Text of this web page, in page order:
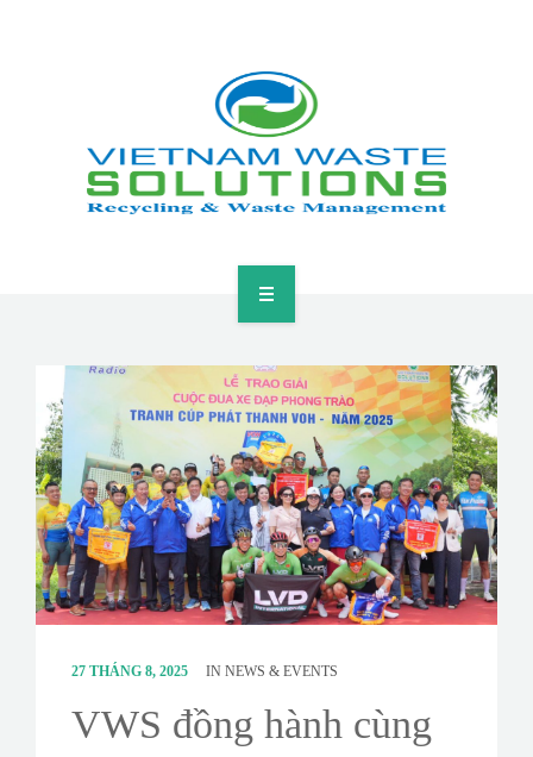
GREEN SOLUTIONS
NEWS & EVENTS
CONTACT
SURVEY
27 THÁNG 8, 2025 IN NEWS & EVENTS
VWS đồng hành cùng